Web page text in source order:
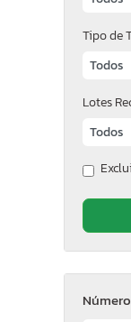
Tipo de
Lotes